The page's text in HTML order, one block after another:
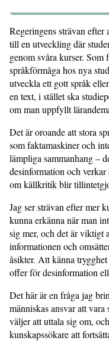
Regeringens strävan efter
till en utveckling där
genom svåra kurser. Som
språkförmåga hos nya
utveckla ett gott språk
en text, i stället ska
om man uppfyllt
Det är oroande att stora
som faktamaskiner och
lämpliga sammanhang –
desinformation och
om källkritik blir
Jag ser strävan efter mer
kunna erkänna när man
sig mer, och det är viktigt
informationen och
åsikter. Att känna
offer för desinformation
Det här är en fråga jag
människas ansvar att
väljer att uttala sig om,
kunskapssökare att